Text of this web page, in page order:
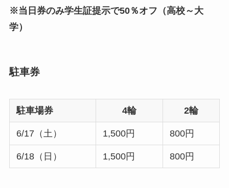
※当日券のみ学生証提示で50％オフ（高校～大
学）
駐車券
駐車場券 4輪 2輪
6/17（土） 1,500円 800円
6/18（日） 1,500円 800円